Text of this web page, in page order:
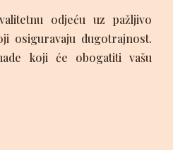
odjeću uz pažljivo
osiguravaju dugotrajnost.
koji će obogatiti vašu